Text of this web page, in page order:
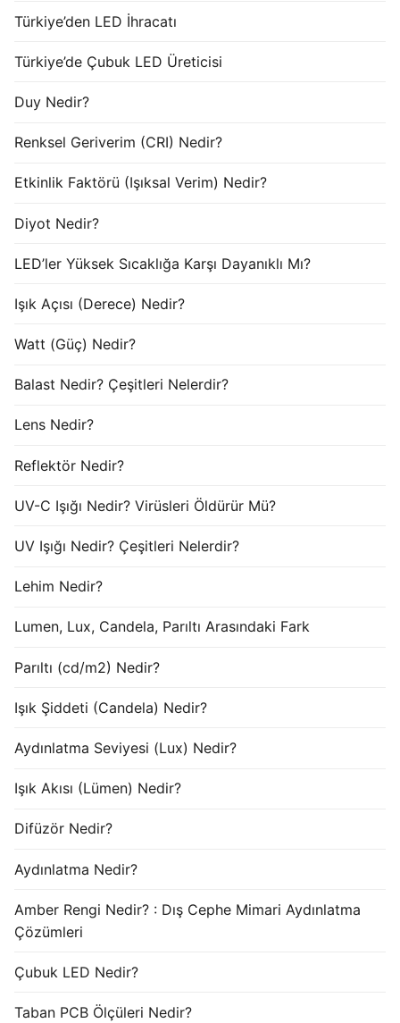
Türkiye’den LED İhracatı
Türkiye’de Çubuk LED Üreticisi
Duy Nedir?
Renksel Geriverim (CRI) Nedir?
Etkinlik Faktörü (Işıksal Verim) Nedir?
Diyot Nedir?
LED’ler Yüksek Sıcaklığa Karşı Dayanıklı Mı?
Işık Açısı (Derece) Nedir?
Watt (Güç) Nedir?
Balast Nedir? Çeşitleri Nelerdir?
Lens Nedir?
Reflektör Nedir?
UV-C Işığı Nedir? Virüsleri Öldürür Mü?
UV Işığı Nedir? Çeşitleri Nelerdir?
Lehim Nedir?
Lumen, Lux, Candela, Parıltı Arasındaki Fark
Parıltı (cd/m2) Nedir?
Işık Şiddeti (Candela) Nedir?
Aydınlatma Seviyesi (Lux) Nedir?
Işık Akısı (Lümen) Nedir?
Difüzör Nedir?
Aydınlatma Nedir?
Amber Rengi Nedir? : Dış Cephe Mimari Aydınlatma
Çözümleri
Çubuk LED Nedir?
Taban PCB Ölçüleri Nedir?